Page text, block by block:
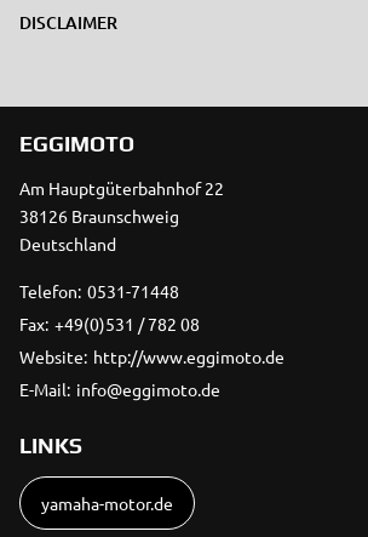
DISCLAIMER
EGGIMOTO
Am Hauptgüterbahnhof 22
38126 Braunschweig
Deutschland
Telefon: 0531-71448
Fax: +49(0)531 / 782 08
Website: http://www.eggimoto.de
E-Mail: info@eggimoto.de
LINKS
yamaha-motor.de